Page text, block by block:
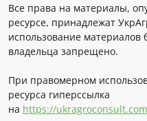
Все права на материалы,
ресурсе, принадлежат
использование
владельца запрещено.
При правомерном
ресурса гиперссылка
на https://